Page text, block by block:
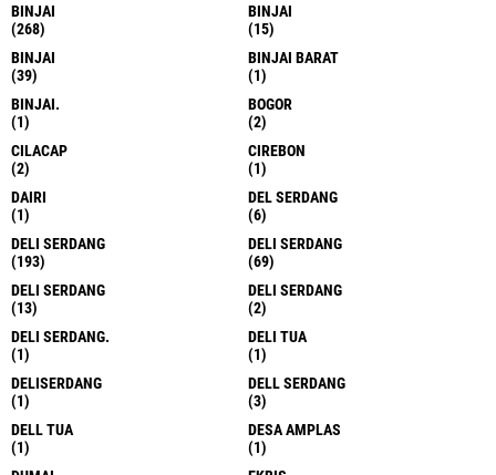
BINJAI
(268)
BINJAI
(15)
BINJAI
(39)
BINJAI BARAT
(1)
BINJAI.
(1)
BOGOR
(2)
CILACAP
(2)
CIREBON
(1)
DAIRI
(1)
DEL SERDANG
(6)
DELI SERDANG
(193)
DELI SERDANG
(69)
DELI SERDANG
(13)
DELI SERDANG
(2)
DELI SERDANG.
(1)
DELI TUA
(1)
DELISERDANG
(1)
DELL SERDANG
(3)
DELL TUA
(1)
DESA AMPLAS
(1)